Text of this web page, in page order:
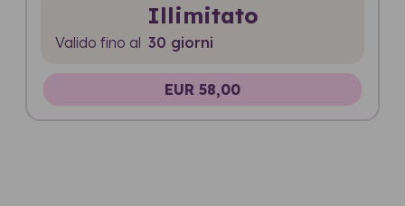
Illimitato
Valido fino al 30 giorni
EUR 58,00